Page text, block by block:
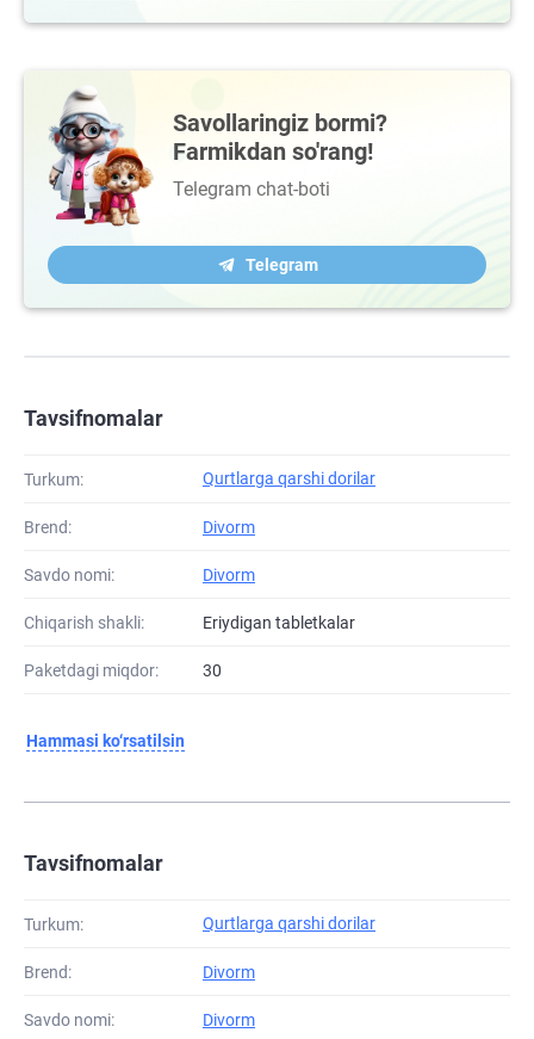
Savollaringiz bormi?
Farmikdan so'rang!
Telegram chat-boti
Telegram
Tavsifnomalar
Turkum: Qurtlarga qarshi dorilar
Brend: Divorm
Savdo nomi: Divorm
Chiqarish shakli: Eriydigan tabletkalar
Paketdagi miqdor: 30
Hammasi ko‘rsatilsin
Tavsifnomalar
Turkum: Qurtlarga qarshi dorilar
Brend: Divorm
Savdo nomi: Divorm